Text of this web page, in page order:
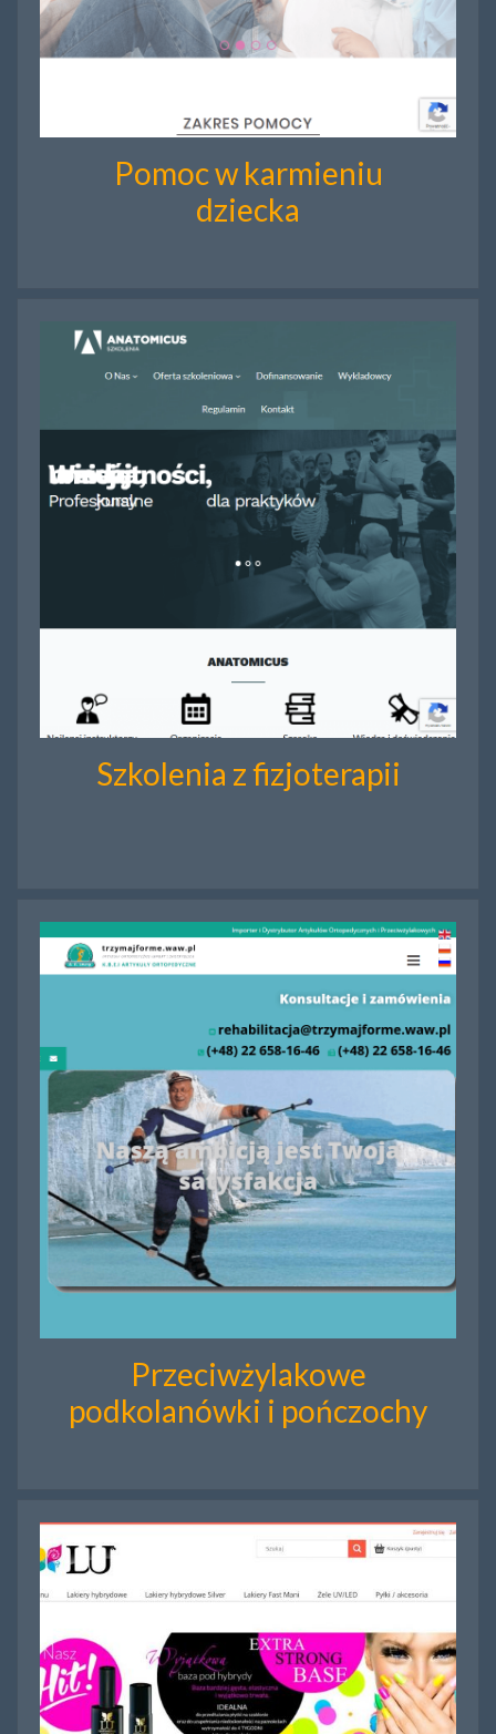
Pomoc w karmieniu
dziecka
Szkolenia z fizjoterapii
Przeciwżylakowe
podkolanówki i pończochy